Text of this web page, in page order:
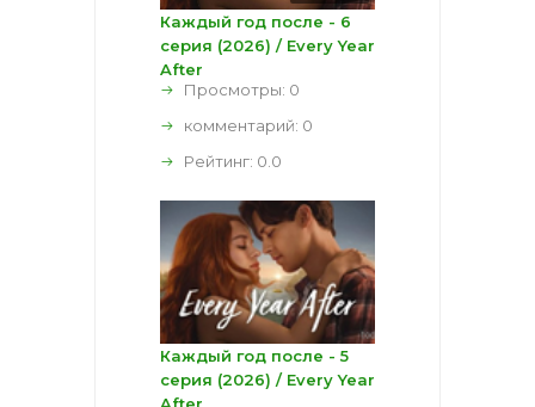
Каждый год после - 6
серия (2026) / Every Year
After
Просмотры: 0
комментарий: 0
Рейтинг: 0.0
Каждый год после - 5
серия (2026) / Every Year